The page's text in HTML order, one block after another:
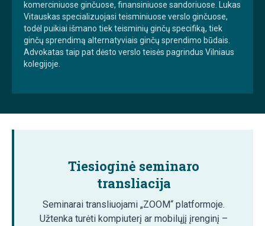
komerciniuose ginčuose, finansiniuose sandoriuose. Lukas
Vitauskas specializuojasi teisminiuose verslo ginčuose,
todėl puikiai išmano tiek teisminių ginčų specifiką, tiek
ginčų sprendimą alternatyviais ginčų sprendimo būdais.
Advokatas taip pat dėsto verslo teisės pagrindus Vilniaus
kolegijoje.
Tiesioginė seminaro
transliacija
Seminarai transliuojami „ZOOM“ platformoje.
Užtenka turėti kompiuterį ar mobilųjį įrenginį –